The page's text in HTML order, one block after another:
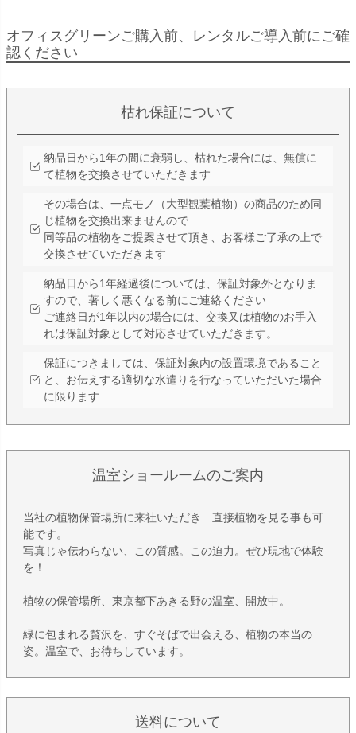
オフィスグリーンご購入前、レンタルご導入前にご確
認ください
枯れ保証について
納品日から1年の間に衰弱し、枯れた場合には、無償に
て植物を交換させていただきます
その場合は、一点モノ（大型観葉植物）の商品のため同
じ植物を交換出来ませんので
同等品の植物をご提案させて頂き、お客様ご了承の上で
交換させていただきます
納品日から1年経過後については、保証対象外となりま
すので、著しく悪くなる前にご連絡ください
ご連絡日が1年以内の場合には、交換又は植物のお手入
れは保証対象として対応させていただきます。
保証につきましては、保証対象内の設置環境であること
と、お伝えする適切な水遣りを行なっていただいた場合
に限ります
温室ショールームのご案内
当社の植物保管場所に来社いただき 直接植物を見る事も可
能です。
写真じゃ伝わらない、この質感。この迫力。ぜひ現地で体験
を！
植物の保管場所、東京都下あきる野の温室、開放中。
緑に包まれる贅沢を、すぐそばで出会える、植物の本当の
姿。温室で、お待ちしています。
送料について